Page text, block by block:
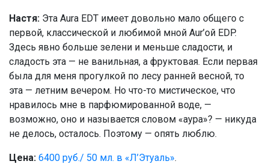
Настя: Эта Aura EDT имеет довольно мало общего с
первой, классической и любимой мной Aur’ой EDP.
Здесь явно больше зелени и меньше сладости, и
сладость эта — не ванильная, а фруктовая. Если первая
была для меня прогулкой по лесу ранней весной, то
эта — летним вечером. Но что-то мистическое, что
нравилось мне в парфюмированной воде, —
возможно, оно и называется словом «аура»? — никуда
не делось, осталось. Поэтому — опять люблю.
Цена: 6400 руб./ 50 мл. в «Л’Этуаль».